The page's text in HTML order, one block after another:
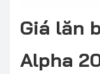
Giá lăn
Alpha